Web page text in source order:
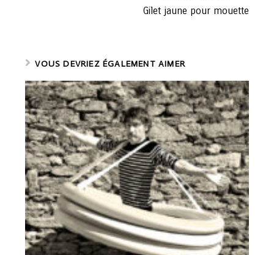
e
r
l
a
l
e
c
t
u
r
e
Gilet jaune pour mouette
VOUS DEVRIEZ ÉGALEMENT AIMER